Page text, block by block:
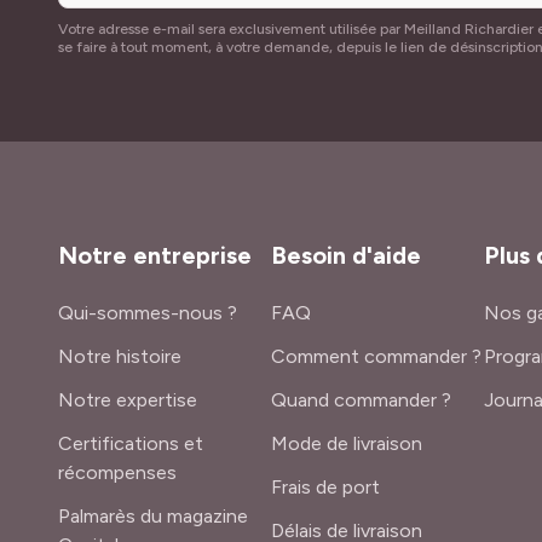
Votre adresse e-mail sera exclusivement utilisée par Meilland
se faire à tout moment, à votre demande, depuis le lien de
Notre entreprise
Qui-sommes-nous ?
Notre histoire
Notre expertise
Certifications et
récompenses
Palmarès du magazine
Besoin d'aide
FAQ
Comment commander ?
Quand commander ?
Mode de livraison
Frais de port
Délais de livraison
Plus
Nos